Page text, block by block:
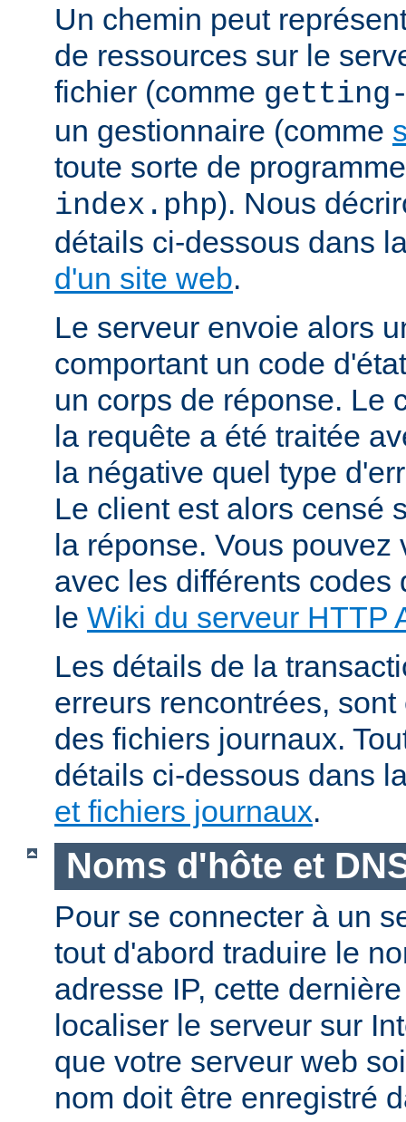
Un chemin peut
de ressources sur le
fichier (comme
un gestionnaire (comme
toute sorte de
index.php). Nous
détails ci-dessous dans
d'un site web.
Le serveur envoie alors
comportant un code
un corps de réponse. Le
la requête a été traitée
la négative quel type
Le client est alors censé
la réponse. Vous pouvez
avec les différents codes
le Wiki du serveur HTTP
Les détails de la
erreurs rencontrées,
des fichiers journaux.
détails ci-dessous dans
et fichiers journaux.
Noms d'hôte et
Pour se connecter à un
tout d'abord traduire le
adresse IP, cette
localiser le serveur sur
que votre serveur web
nom doit être enregistré